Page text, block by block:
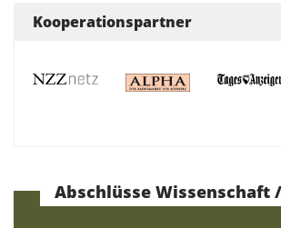
Kooperationspartner
Abschlüsse Wissenschaft